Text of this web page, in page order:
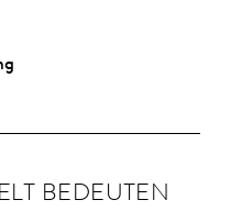
BE­DEUTEN